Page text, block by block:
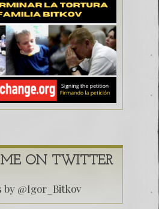
ON TWITTER
by @Igor_Bitkov